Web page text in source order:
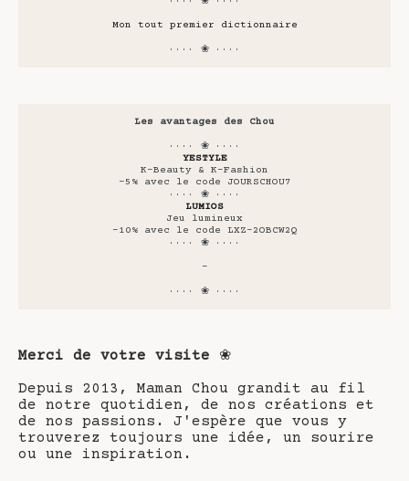
Mon tout premier dictionnaire
···· ❀ ····
Les avantages des Chou
···· ❀ ····
YESTYLE
K-Beauty & K-Fashion
-5% avec le code JOURSCHOU7
···· ❀ ····
LUMIOS
Jeu lumineux
-10% avec le code LXZ-2OBCW2Q
···· ❀ ····
-
···· ❀ ····
Merci de votre visite ❀
Depuis 2013, Maman Chou grandit au fil
de notre quotidien, de nos créations et
de nos passions. J'espère que vous y
trouverez toujours une idée, un sourire
ou une inspiration.